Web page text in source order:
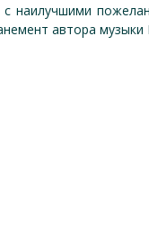
с наилучшими
автора музыки